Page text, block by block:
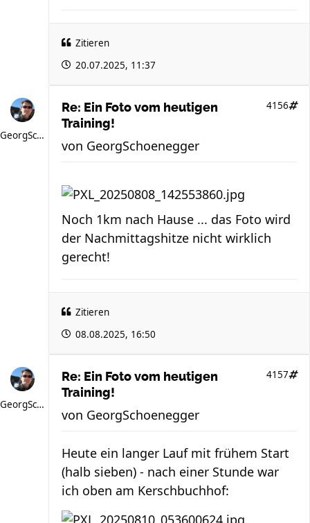
Zitieren
20.07.2025, 11:37
GeorgSchoenegger
Re: Ein Foto vom heutigen
Training!
4156
von GeorgSchoenegger
Noch 1km nach Hause ... das Foto wird
der Nachmittagshitze nicht wirklich
gerecht!
Zitieren
08.08.2025, 16:50
GeorgSchoenegger
Re: Ein Foto vom heutigen
Training!
4157
von GeorgSchoenegger
Heute ein langer Lauf mit frühem Start
(halb sieben) - nach einer Stunde war
ich oben am Kerschbuchhof: